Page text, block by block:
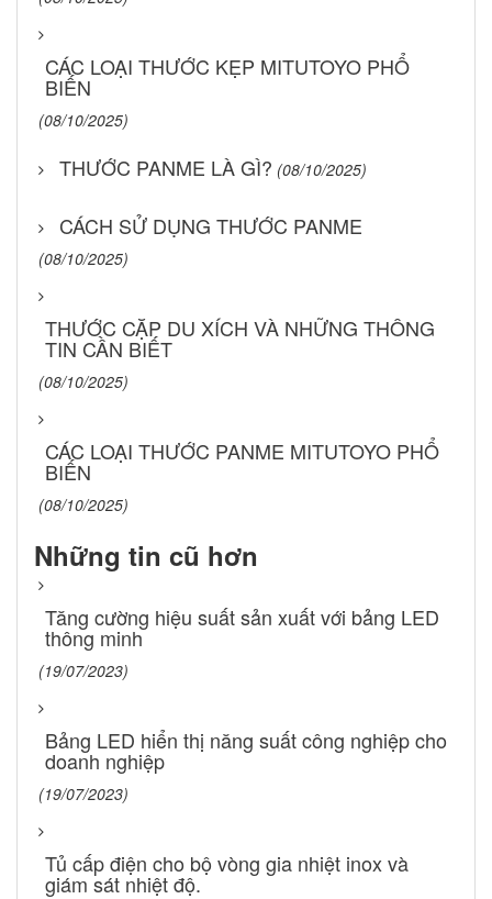
CÁC LOẠI THƯỚC KẸP MITUTOYO PHỔ
BIẾN
(08/10/2025)
THƯỚC PANME LÀ GÌ? (08/10/2025)
CÁCH SỬ DỤNG THƯỚC PANME
(08/10/2025)
THƯỚC CẶP DU XÍCH VÀ NHỮNG THÔNG
TIN CẦN BIẾT
(08/10/2025)
CÁC LOẠI THƯỚC PANME MITUTOYO PHỔ
BIẾN
(08/10/2025)
Những tin cũ hơn
Tăng cường hiệu suất sản xuất với bảng LED
thông minh
(19/07/2023)
Bảng LED hiển thị năng suất công nghiệp cho
doanh nghiệp
(19/07/2023)
Tủ cấp điện cho bộ vòng gia nhiệt inox và
giám sát nhiệt độ.